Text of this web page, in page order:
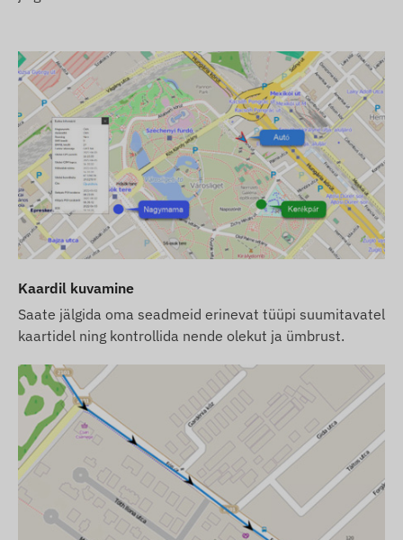
Kui ostate seadme koos tarkvara tellimusega,
kuid ilma SIM-kaardita, siis antakse seade üle
juba meie tarkvaras registreerituna ja
töövalmina. SIM-kaardi hankimine,
seadistamine ja kasutamine jääb endiselt teie
ülesandeks.
Kui ostate seadme, tarkvara tellimuse ja SIM-
kaardi meilt, antakse seade ja SIM-kaart üle
töövalmina koos tarkvara kasutamiseks. Samuti
sellega seoses mingeid kohustusi.
Tarkvara tellimuse puhul, kui soovite kasutada
meie tarkvara SMS-hoiatuste teenust lisaks e-
posti tüüpi teadetele, ostke SMS-krediitkaart,
mida leiate meie veebipoest seadmega seotud
toodete seast.
Püüame tagada veebilehel kuvatavate andmete ja
piltide pideva uuendamise ning täpsuse. Siiski
palume arvestada, et tootja jätab endale õiguse
muuta toote spetsifikatsioone või pakendit ilma
Kaardil kuvamine
Saate jälgida oma seadmeid erinevat tüüpi suumitavatel
kaartidel ning kontrollida nende olekut ja ümbrust.